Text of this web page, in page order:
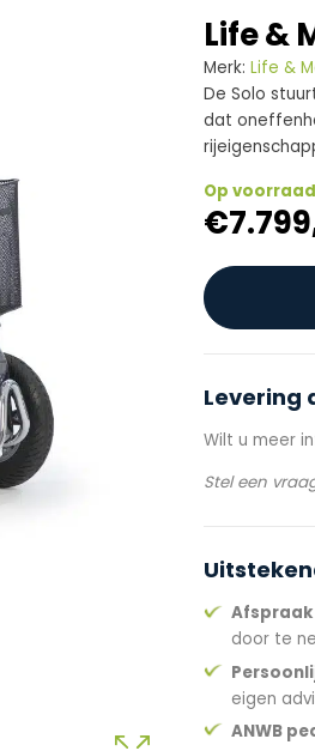
Life &
Merk: Life &
De Solo
dat
Op voorraad
€
Levering
Wilt u meer
Stel een
Afspraak
door te
eigen
ANWB